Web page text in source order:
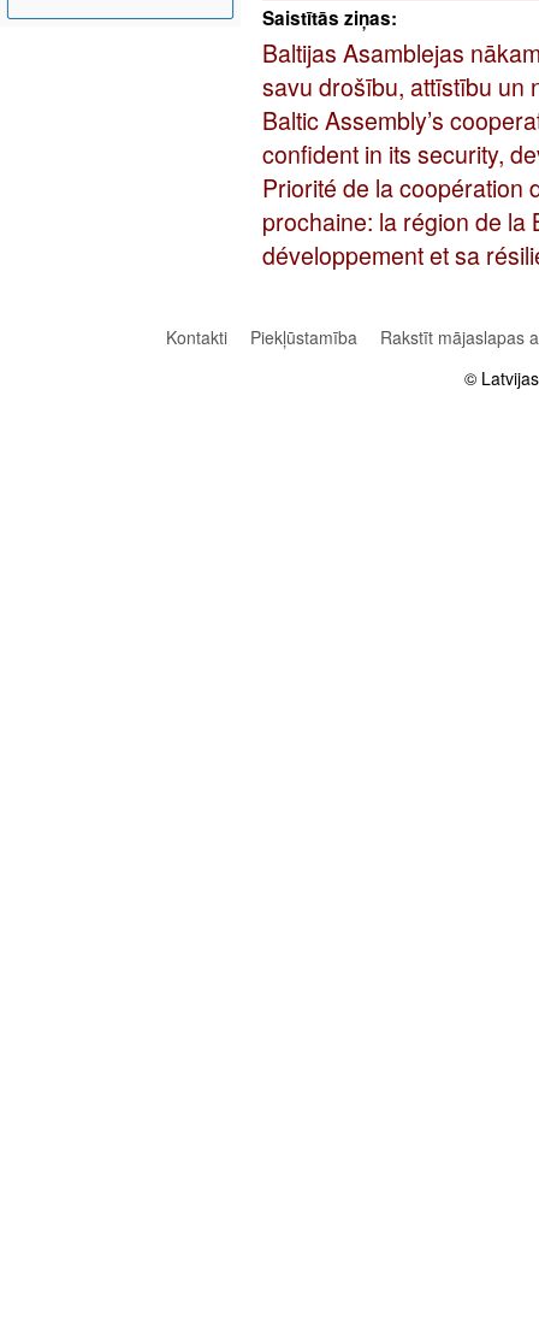
Saistītās ziņas:
Baltijas Asamblejas
savu drošību, attīstību un
Baltic Assembly’s
confident in its security,
Priorité de la coopération
prochaine: la région de la
développement et sa
Kontakti Piekļūstamība
Rakstīt mājaslapas
©